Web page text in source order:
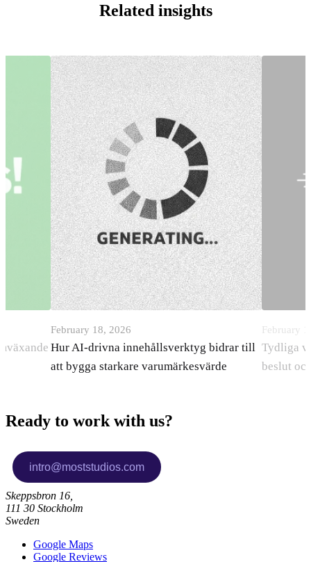
Related insights
February 18, 2026
Hur AI-drivna innehållsverktyg bidrar till
att bygga starkare varumärkesvärde
February
Tydliga
beslut
Ready to work with us?
Skeppsbron 16,
111 30 Stockholm
Sweden
Google Maps
Google Reviews